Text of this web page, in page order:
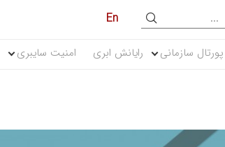
En
پورتال سازمانی رایانش ابری امنیت سایبری